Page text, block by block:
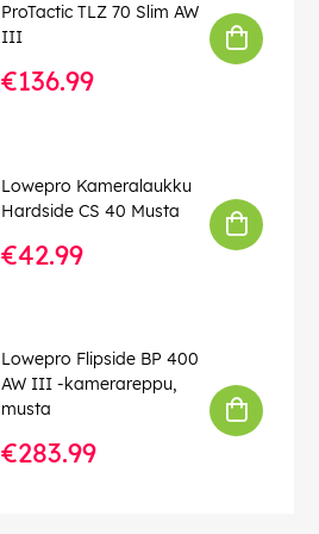
ProTactic TLZ 70 Slim AW
III
€136.99
Lowepro Kameralaukku
Hardside CS 40 Musta
€42.99
Lowepro Flipside BP 400
AW III -kamerareppu,
musta
€283.99